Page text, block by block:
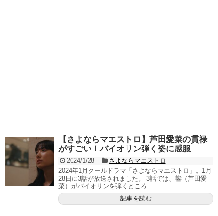
【さよならマエストロ】芦田愛菜の貫禄
がすごい！バイオリン弾く姿に感服
2024/1/28
さよならマエストロ
2024年1月クールドラマ「さよならマエストロ」。1月
28日に3話が放送されました。 3話では、響（芦田愛
菜）がバイオリンを弾くところ...
記事を読む